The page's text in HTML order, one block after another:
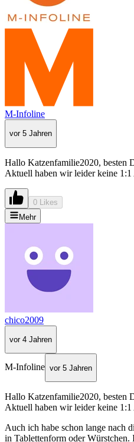
M-Infoline
vor 5 Jahren
Hallo Katzenfamilie2020, besten
Aktuell haben wir leider keine 1:1
0 Likes
Mehr
chico2009
vor 4 Jahren
M-Infoline vor 5 Jahren
Hallo Katzenfamilie2020, besten
Aktuell haben wir leider keine 1:1
Auch ich habe schon lange nach
in Tablettenform oder Würstchen.